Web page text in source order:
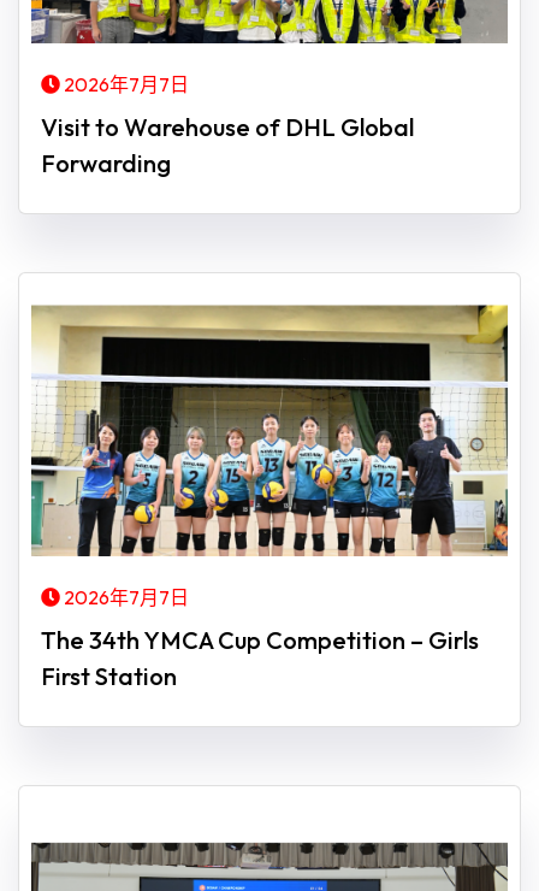
2026年7月7日
Visit to Warehouse of DHL Global
Forwarding
2026年7月7日
The 34th YMCA Cup Competition – Girls
First Station